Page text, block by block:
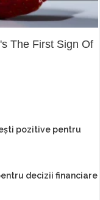
The First Sign Of
pozitive pentru
decizii financiare